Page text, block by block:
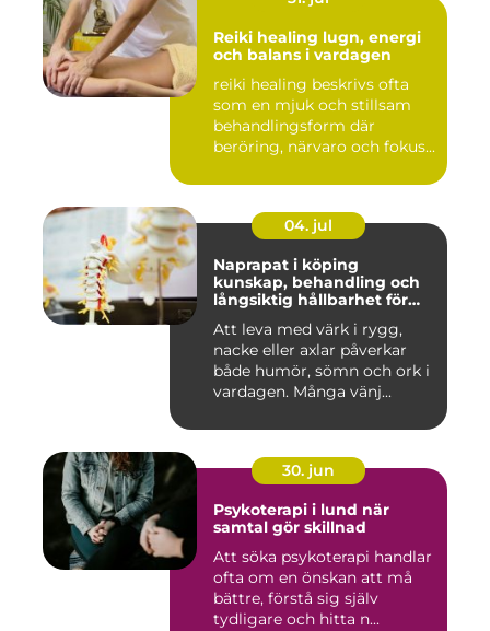
Reiki healing lugn, energi
och balans i vardagen
reiki healing beskrivs ofta
som en mjuk och stillsam
behandlingsform där
beröring, närvaro och fokus...
04. jul
Naprapat i köping
kunskap, behandling och
långsiktig hållbarhet för
Att leva med värk i rygg,
nacke eller axlar påverkar
både humör, sömn och ork i
vardagen. Många vänj...
30. jun
Psykoterapi i lund när
samtal gör skillnad
Att söka psykoterapi handlar
ofta om en önskan att må
bättre, förstå sig själv
tydligare och hitta n...